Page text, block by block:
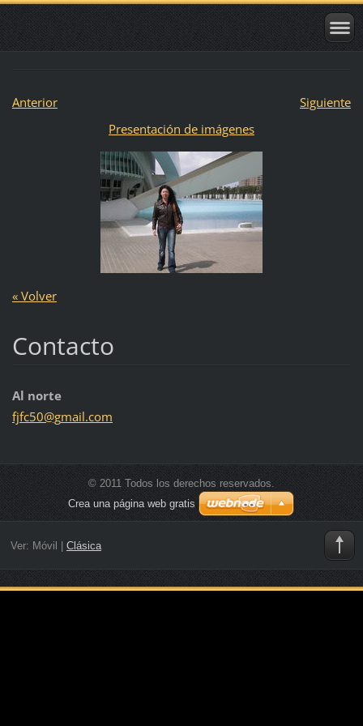
Anterior
Siguiente
Presentación de imágenes
« Volver
Contacto
Al norte
fjfc50@gmail.com
© 2011 Todos los derechos reservados.
Crea una página web gratis
Ver: Móvil Clásica